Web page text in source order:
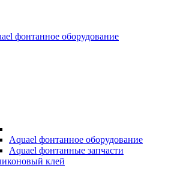
фонтанное оборудование
Aquael фонтанное оборудование
Aquael фонтанные запчасти
клей